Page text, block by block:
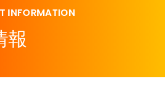
INFORMATION
報